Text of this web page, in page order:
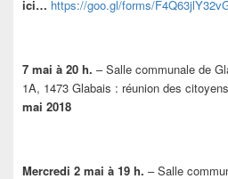
ici… https://goo.gl/forms/
7 mai à 20 h. – Salle communale de
1A, 1473 Glabais : réunion des
mai 2018
Mercredi 2 mai à 19 h. – Salle